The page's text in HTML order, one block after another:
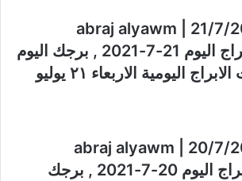
حظك اليوم 21/7/2021 | abraj alyawm
21/7/2021 , ابراج اليوم 21-7-2021 , برجك اليوم
الاربعاء , توقعات الابراج اليومية الاربعاء ٢١ يوليو
حظك اليوم 20/7/2021 | abraj alyawm
20/7/2021 , ابراج اليوم 20-7-2021 , برجك